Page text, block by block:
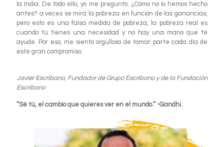
la India. De todo ello, yo me pregunto. ¿Cómo no lo hemos hecho
antes? a veces se mira la pobreza en función de las ganancias,
pero esto es una falsa medida de pobreza, la pobreza real es
cuando tú tienes una necesidad y no hay una mano que te
ayude. Por eso, me siento orgulloso de tomar parte cada día de
este gran compromiso.
Javier Escribano, Fundador de Grupo Escribano y de la Fundación
Escribano
“Sé tú, el cambio que quieres ver en el mundo.” -Gandhi.